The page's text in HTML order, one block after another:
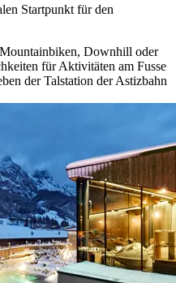
Startpunkt für den
Downhill oder
für Aktivitäten am Fusse
der Talstation der Astizbahn